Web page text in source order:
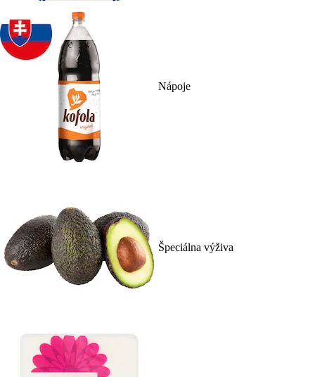
Nápoje
Špeciálna výživa